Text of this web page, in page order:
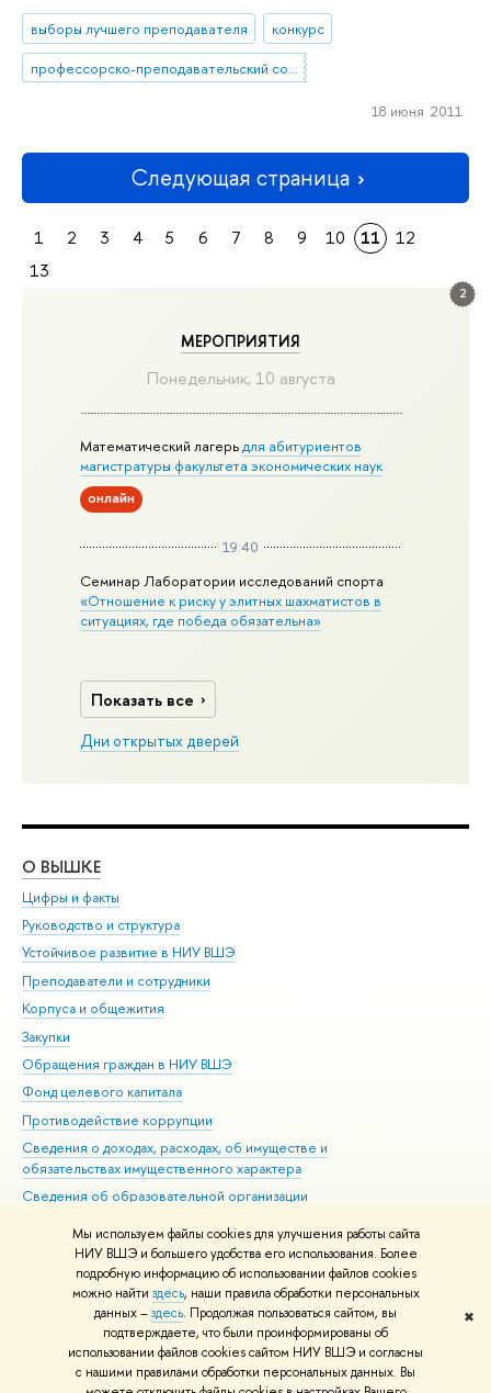
Мы используем файлы cookies для улучшения работы сайта
НИУ ВШЭ и большего удобства его использования. Более
подробную информацию об использовании файлов cookies
можно найти здесь, наши правила обработки персональных
данных –здесь. Продолжая пользоваться сайтом, вы
подтверждаете, что были проинформированы об
использовании файлов cookies сайтом НИУ ВШЭ и согласны
с нашими правилами обработки персональных данных. Вы
✖
2
МЕРОПРИЯТИЯ
Понедельник, 10 августа
Математический лагерьдля абитуриентов
магистратуры факультета экономических наук
онлайн
19:40
Семинар Лаборатории исследований спорта
«Отношение к риску у элитных шахматистов в
ситуациях, где победа обязательна»
Показать все
Дни открытых дверей
выборы лучшего преподавателя
конкурс
18 июня 2011
Следующая страница
1 2 3 4 5 6 7 8 9 10 11
12
13
О ВЫШКЕ
Цифры и факты
Руководство и структура
Устойчивое развитие в НИУ ВШЭ
Преподаватели и сотрудники
Корпуса и общежития
Закупки
Обращения граждан в НИУ ВШЭ
Фонд целевого капитала
Противодействие коррупции
Сведения о доходах, расходах, об имуществе и
обязательствах имущественного характера
Сведения об образовательной организации
Людям с ограниченными возможностями здоровья
Единая платежная страница
Работа в Вышке
© НИУ ВШЭ 1993–2026 Адреса и контакты Условия использования
материалов Политика конфиденциальности Карта сайта